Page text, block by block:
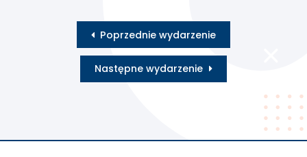
Poprzednie wydarzenie
Następne wydarzenie